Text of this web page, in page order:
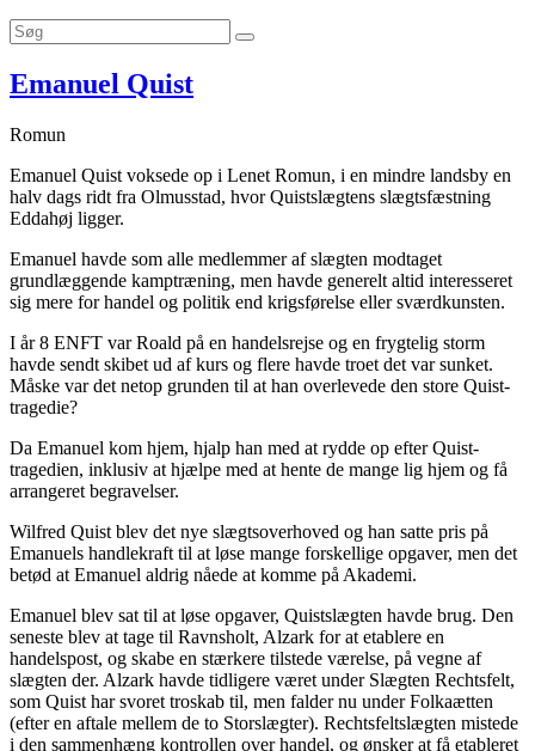
Emanuel Quist
Romun
Emanuel Quist voksede op i Lenet Romun, i en mindre landsby en
halv dags ridt fra Olmusstad, hvor Quistslægtens slægtsfæstning
Eddahøj ligger.
Emanuel havde som alle medlemmer af slægten modtaget
grundlæggende kamptræning, men havde generelt altid interesseret
sig mere for handel og politik end krigsførelse eller sværdkunsten.
I år 8 ENFT var Roald på en handelsrejse og en frygtelig storm
havde sendt skibet ud af kurs og flere havde troet det var sunket.
Måske var det netop grunden til at han overlevede den store Quist-
tragedie?
Da Emanuel kom hjem, hjalp han med at rydde op efter Quist-
tragedien, inklusiv at hjælpe med at hente de mange lig hjem og få
arrangeret begravelser.
Wilfred Quist blev det nye slægtsoverhoved og han satte pris på
Emanuels handlekraft til at løse mange forskellige opgaver, men det
betød at Emanuel aldrig nåede at komme på Akademi.
Emanuel blev sat til at løse opgaver, Quistslægten havde brug. Den
seneste blev at tage til Ravnsholt, Alzark for at etablere en
handelspost, og skabe en stærkere tilstede værelse, på vegne af
slægten der. Alzark havde tidligere været under Slægten Rechtsfelt,
som Quist har svoret troskab til, men falder nu under Folkaætten
(efter en aftale mellem de to Storslægter). Rechtsfeltslægten mistede
i den sammenhæng kontrollen over handel, og ønsker at få etableret